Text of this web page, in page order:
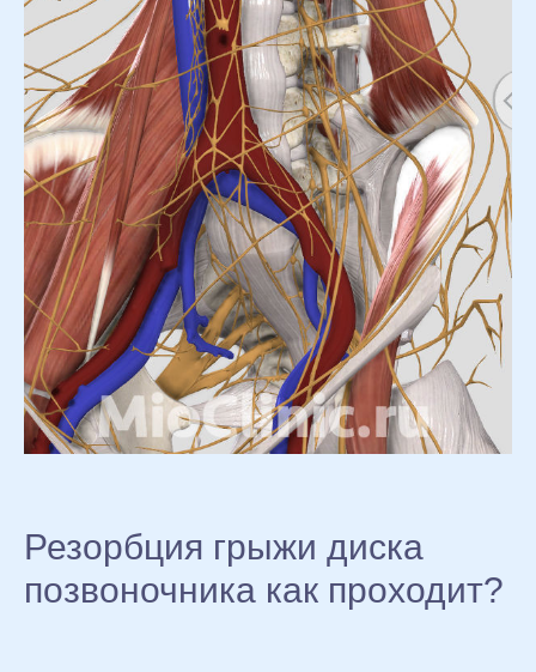
Резорбция грыжи диска
позвоночника как проходит?